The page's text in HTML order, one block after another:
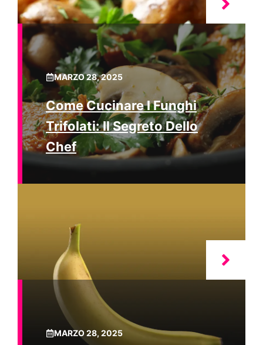
MARZO 28, 2025
Come Cucinare I Funghi
Trifolati: Il Segreto Dello
Chef
MARZO 28, 2025